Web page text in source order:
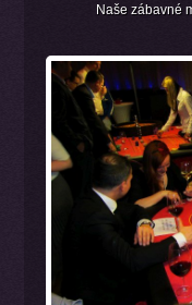
Naše zábavné